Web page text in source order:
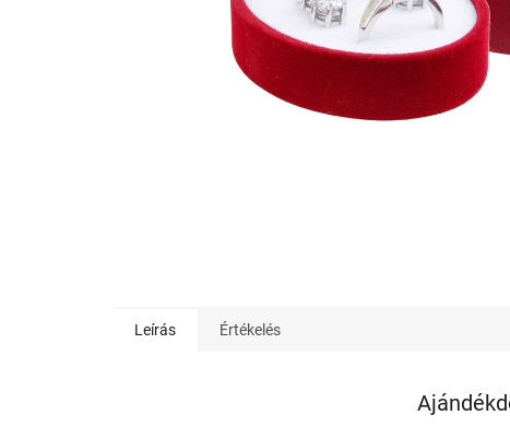
Leírás Értékelés